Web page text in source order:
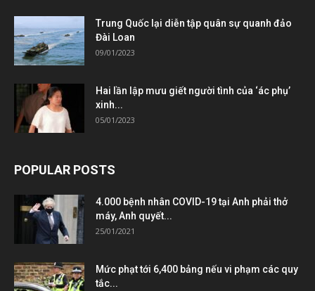
Trung Quốc lại diễn tập quân sự quanh đảo
Đài Loan
09/01/2023
Hai lần lập mưu giết người tình của ‘ác phụ’
xinh...
05/01/2023
POPULAR POSTS
4.000 bệnh nhân COVID-19 tại Anh phải thở
máy, Anh quyết...
25/01/2021
Mức phạt tới 6,400 bảng nếu vi phạm các quy
tắc...